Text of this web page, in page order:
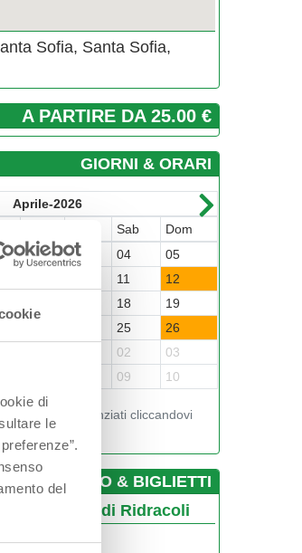
di
le
del
Sofia, Santa Sofia,
A PARTIRE DA 25.00 €
GIORNI & ORARI
Aprile-2026
Sab
Dom
02 03 04
05
11
12
18
19
25
26
02
03
09 10
nei giorni evidenziati cliccandovi
sopra
­INFO & BIGLIETTI
delle Acque di Ridracoli